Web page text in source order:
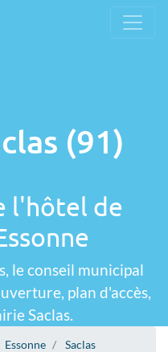
(91)
l'hôtel de
le conseil municipal
plan d'accès,
Saclas.
Essonne Saclas